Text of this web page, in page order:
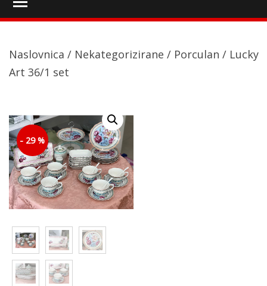
Naslovnica / Nekategorizirane / Porculan / Lucky
Art 36/1 set
- 29 %